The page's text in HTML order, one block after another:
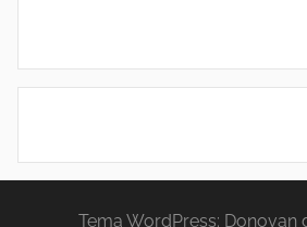
Tema WordPress: Donovan